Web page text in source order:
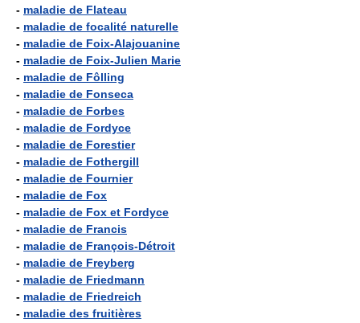
- maladie de Flateau
- maladie de focalité naturelle
- maladie de Foix-Alajouanine
- maladie de Foix-Julien Marie
- maladie de Fôlling
- maladie de Fonseca
- maladie de Forbes
- maladie de Fordyce
- maladie de Forestier
- maladie de Fothergill
- maladie de Fournier
- maladie de Fox
- maladie de Fox et Fordyce
- maladie de Francis
- maladie de François-Détroit
- maladie de Freyberg
- maladie de Friedmann
- maladie de Friedreich
- maladie des fruitières